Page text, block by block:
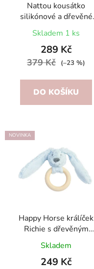
Nattou kousátko
silikónové a dřevěné
Ananas
Skladem 1 ks
289 Kč
379 Kč (–23 %)
DO KOŠÍKU
NOVINKA
Happy Horse králíček
Richie s dřevěným
kroužkem -Modrý
Skladem
249 Kč